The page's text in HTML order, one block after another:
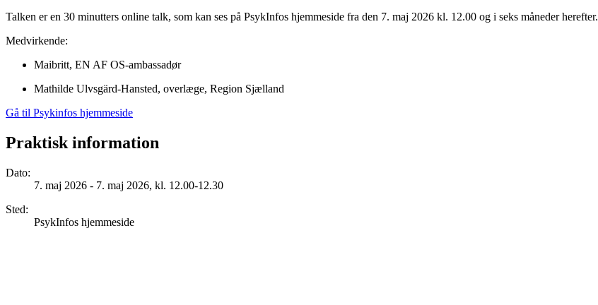
Talken er en 30 minutters online talk, som kan ses på PsykInfos hjemmeside fra den 7. maj 2026 kl. 12.00 og i seks måneder herefter.
Medvirkende:
Maibritt, EN AF OS-ambassadør
Mathilde Ulvsgärd-Hansted, overlæge, Region Sjælland
Gå til Psykinfos hjemmeside
Praktisk information
Dato:
7. maj 2026 - 7. maj 2026, kl. 12.00-12.30
Sted:
PsykInfos hjemmeside